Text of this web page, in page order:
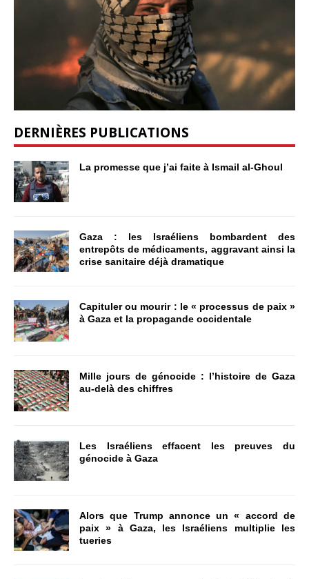
DERNIÈRES PUBLICATIONS
La promesse que j’ai faite à Ismail al-Ghoul
Gaza : les Israéliens bombardent des
entrepôts de médicaments, aggravant ainsi la
crise sanitaire déjà dramatique
Capituler ou mourir : le « processus de paix »
à Gaza et la propagande occidentale
Mille jours de génocide : l’histoire de Gaza
au-delà des chiffres
Les Israéliens effacent les preuves du
génocide à Gaza
Alors que Trump annonce un « accord de
paix » à Gaza, les Israéliens multiplie les
tueries